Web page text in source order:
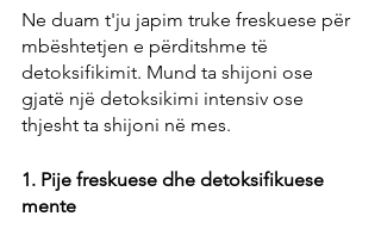
Ne duam t'ju japim truke freskuese për
mbështetjen e përditshme të
detoksifikimit. Mund ta shijoni ose
gjatë një detoksikimi intensiv ose
thjesht ta shijoni në mes.
1. Pije freskuese dhe detoksifikuese
mente